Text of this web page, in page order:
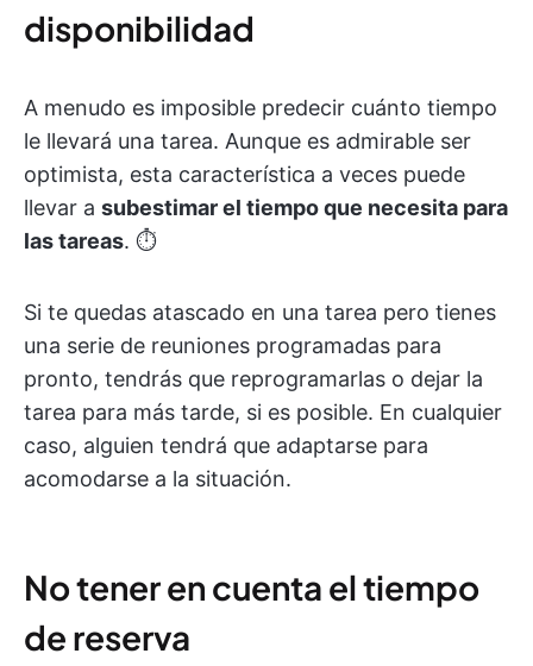
disponibilidad
A menudo es imposible predecir cuánto tiempo
le llevará una tarea. Aunque es admirable ser
optimista, esta característica a veces puede
llevar a subestimar el tiempo que necesita para
las tareas. ⏱️
Si te quedas atascado en una tarea pero tienes
una serie de reuniones programadas para
pronto, tendrás que reprogramarlas o dejar la
tarea para más tarde, si es posible. En cualquier
caso, alguien tendrá que adaptarse para
acomodarse a la situación.
No tener en cuenta el tiempo
de reserva